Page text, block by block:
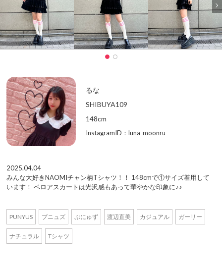
るな
SHIBUYA109
148cm
InstagramID：luna_moonru
2025.04.04
みんな大好きNAOMIチャン柄Tシャツ！！ 148cmで①サイズ着用して
います！ ベロアスカートは光沢感もあって華やかな印象に♪♪
PUNYUS プニュズ ぷにゅず 渡辺直美 カジュアル ガーリー
ナチュラル Tシャツ